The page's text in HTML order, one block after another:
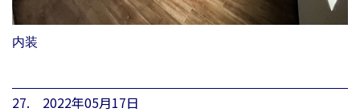
内装
27. 2022年05月17日